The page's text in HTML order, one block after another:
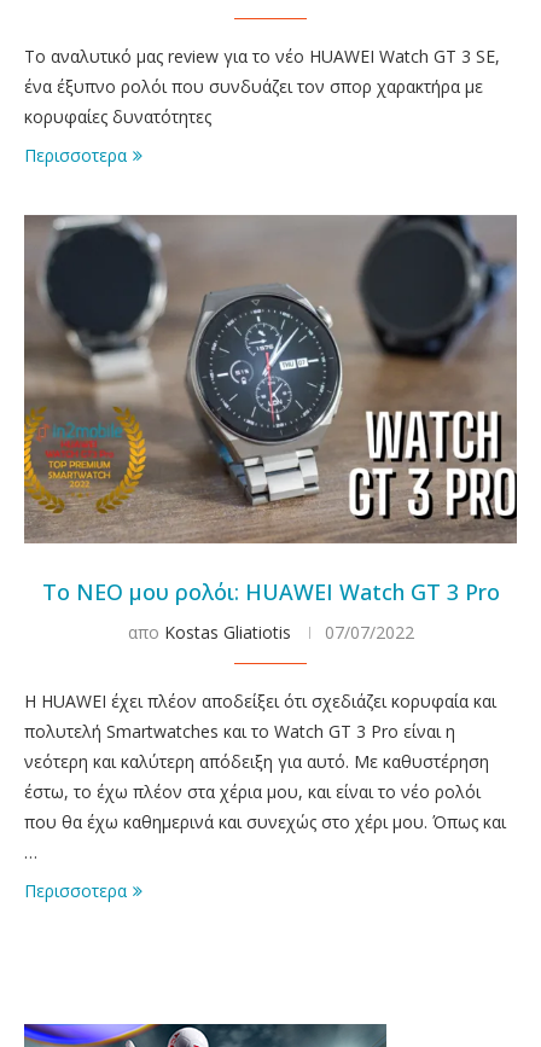
Το αναλυτικό μας review για το νέο HUAWEI Watch GT 3 SE,
ένα έξυπνο ρολόι που συνδυάζει τον σπορ χαρακτήρα με
κορυφαίες δυνατότητες
Περισσοτερα
Το ΝΕΟ μου ρολόι: HUAWEI Watch GT 3 Pro
απο Kostas Gliatiotis 07/07/2022
Η HUAWEI έχει πλέον αποδείξει ότι σχεδιάζει κορυφαία και
πολυτελή Smartwatches και το Watch GT 3 Pro είναι η
νεότερη και καλύτερη απόδειξη για αυτό. Με καθυστέρηση
έστω, το έχω πλέον στα χέρια μου, και είναι το νέο ρολόι
που θα έχω καθημερινά και συνεχώς στο χέρι μου. Όπως και
…
Περισσοτερα